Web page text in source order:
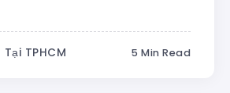
TPHCM 5 Min Read